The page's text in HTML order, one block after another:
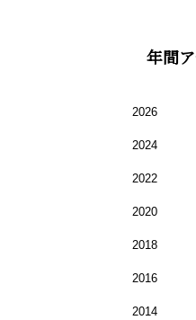
年間
2026
2024
2022
2020
2018
2016
2014